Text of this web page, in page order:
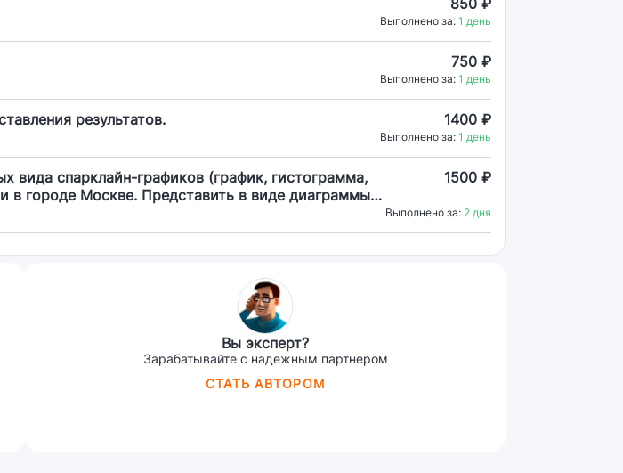
850 ₽
Выполнено за: 1 день
750 ₽
Выполнено за: 1 день
результатов. 1400 ₽
Выполнено за: 1 день
вида спарклайн-графиков (график, гистограмма,
в городе Москве. Представить в виде диаграммы
. Построить трехмерную поверхность.
1500 ₽
Выполнено за: 2 дня
Вы эксперт?
Зарабатывайте с надежным партнером
СТАТЬ АВТОРОМ